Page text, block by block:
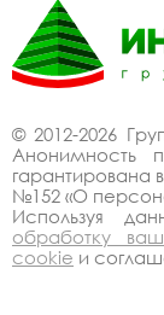
© 2012-2026
Анонимность
гарантирована
№152 «О
Используя
обработку
cookie и